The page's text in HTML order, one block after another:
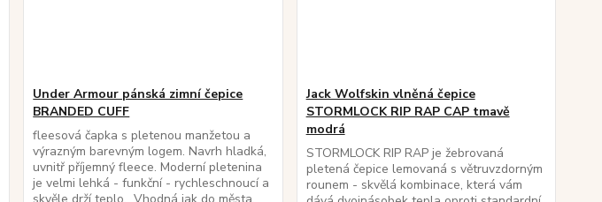
Under Armour pánská zimní čepice
BRANDED CUFF
fleesová čapka s pletenou manžetou a
výrazným barevným logem. Navrh hladká,
uvnitř příjemný fleece. Moderní pletenina
je velmi lehká - funkční - rychleschnoucí a
Jack Wolfskin vlněná čepice
STORMLOCK RIP RAP CAP tmavě
modrá
STORMLOCK RIP RAP je žebrovaná
pletená čepice lemovaná s větruvzdorným
rounem - skvělá kombinace, která vám